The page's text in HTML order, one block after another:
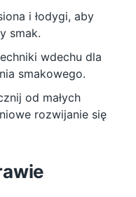
i łodygi, aby
smak.
wdechu dla
smakowego.
od małych
rozwijanie się